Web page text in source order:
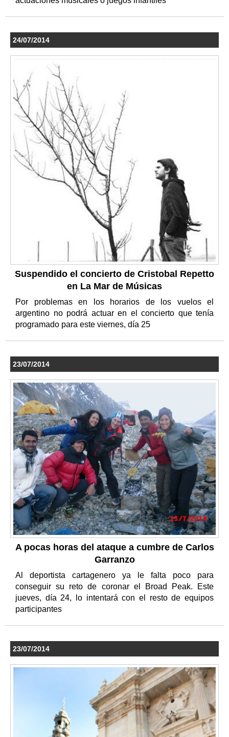
24/07/2014
Suspendido el concierto de Cristobal Repetto
en La Mar de Músicas
Por problemas en los horarios de los vuelos el
argentino no podrá actuar en el concierto que tenía
programado para este viernes, día 25
23/07/2014
A pocas horas del ataque a cumbre de Carlos
Garranzo
Al deportista cartagenero ya le falta poco para
conseguir su reto de coronar el Broad Peak. Este
jueves, día 24, lo intentará con el resto de equipos
participantes
23/07/2014